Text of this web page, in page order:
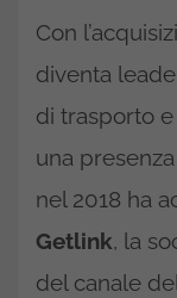
Con
diventa
di trasporto
una
nel 2018 ha
Getlink, la
del canale